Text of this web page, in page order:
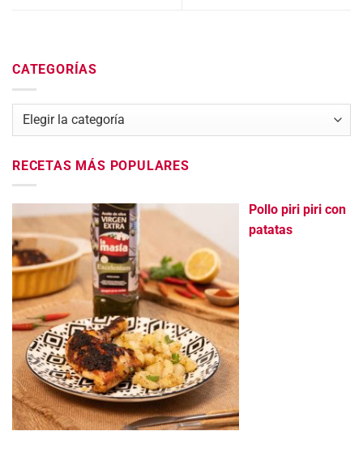
CATEGORÍAS
Categorías
RECETAS MÁS POPULARES
Pollo piri piri con
patatas